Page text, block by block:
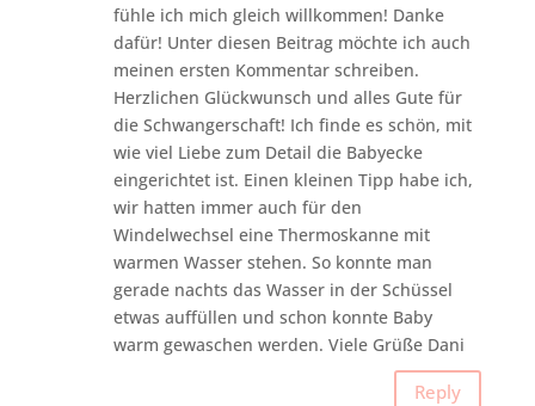
fühle ich mich gleich willkommen! Danke
dafür! Unter diesen Beitrag möchte ich auch
meinen ersten Kommentar schreiben.
Herzlichen Glückwunsch und alles Gute für
die Schwangerschaft! Ich finde es schön, mit
wie viel Liebe zum Detail die Babyecke
eingerichtet ist. Einen kleinen Tipp habe ich,
wir hatten immer auch für den
Windelwechsel eine Thermoskanne mit
warmen Wasser stehen. So konnte man
gerade nachts das Wasser in der Schüssel
etwas auffüllen und schon konnte Baby
warm gewaschen werden. Viele Grüße Dani
Reply